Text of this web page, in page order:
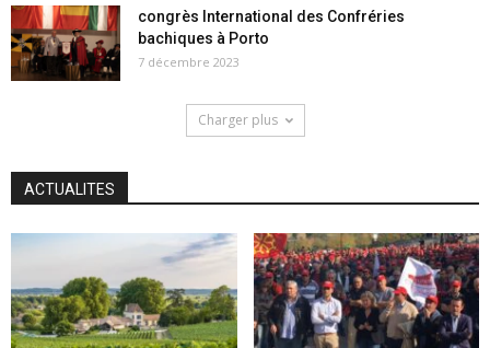
congrès International des Confréries
bachiques à Porto
7 décembre 2023
Charger plus
ACTUALITES